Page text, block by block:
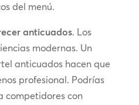
del menú.
anticuados. Los
modernas. Un
anticuados hacen que
profesional. Podrías
competidores con